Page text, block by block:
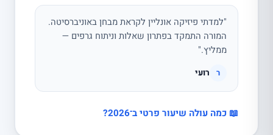
"למדתי פיזיקה אונליין לקראת מבחן באוניברסיטה.
המורה התמקד בפתרון שאלות וניתוח גרפים —
ממליץ."
ר רועי
📖 כמה עולה שיעור פרטי ב־2026?